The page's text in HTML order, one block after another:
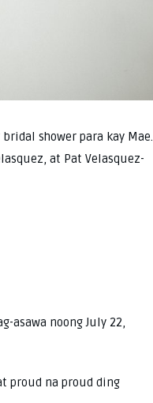
shower para kay Mae.
at Pat Velasquez-
asawa noong July 22,
proud na proud ding